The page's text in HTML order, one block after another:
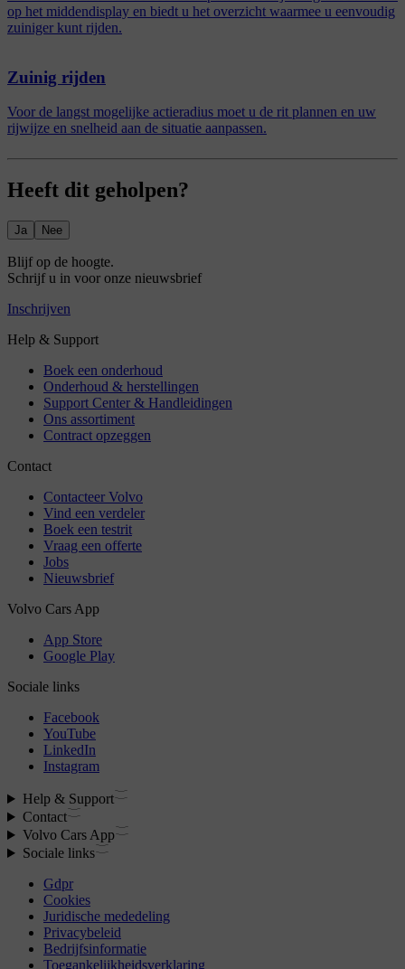
op het middendisplay en biedt u het overzicht waarmee u eenvoudig
zuiniger kunt rijden.
Zuinig rijden
Voor de langst mogelijke actieradius moet u de rit plannen en uw
rijwijze en snelheid aan de situatie aanpassen.
Heeft dit geholpen?
Ja Nee